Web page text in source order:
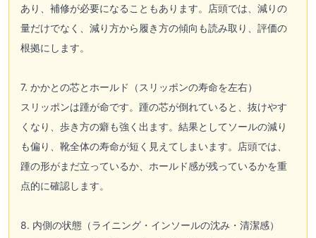
あり、補修が必要になることもあります。店頭では、減りの
量だけでなく、減り方から履き方の傾向も読み取り、評価の
根拠にします。
7. かかとの芯とホールド（スリッポンの寿命を左右）
スリッポンは踵が命です。踵の芯が倒れていると、抜けやす
くなり、歩き方の癖も強く出ます。結果としてソールの減り
も偏り、靴全体の寿命が短く見えてしまいます。店頭では、
踵の形がまだ立っているか、ホールド感が残っているかを重
点的に確認します。
8. 内側の状態（ライニング・インソールの沈み・清潔感）